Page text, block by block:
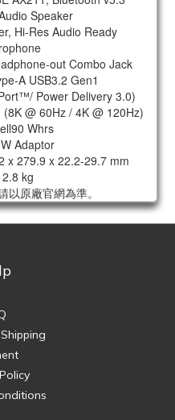
Speaker
Hi-Res Audio Ready
out Combo Jack
A USB3.2 Gen1
Power Delivery 3.0)
@ 60Hz / 4K @ 120Hz)
Whrs
Adaptor
x 279.9 x 22.2-29.7 mm
2.8 kg
原廠官網為準。